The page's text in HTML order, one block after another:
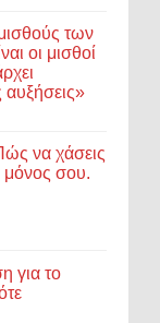
των
οι μισθοί
αυξήσεις»
να χάσεις
μόνος σου.
για το